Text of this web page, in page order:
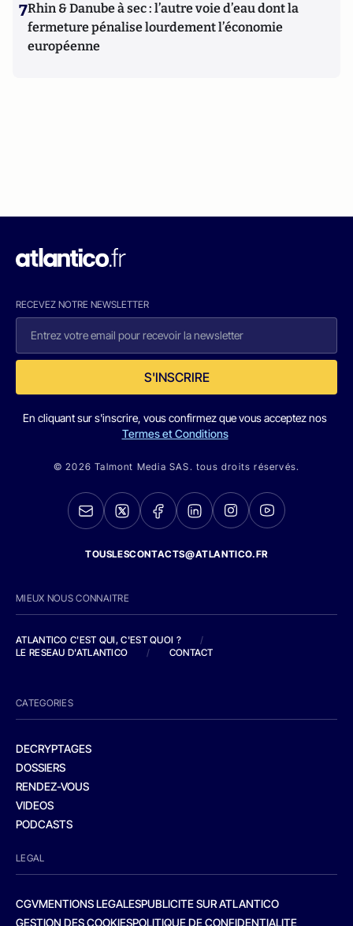
7Rhin & Danube à sec : l’autre voie d’eau dont la
fermeture pénalise lourdement l’économie
européenne
RECEVEZ NOTRE NEWSLETTER
S'INSCRIRE
En cliquant sur s'inscrire, vous confirmez que vous acceptez nos
Termes et Conditions
© 2026 Talmont Media SAS. tous droits réservés.
TOUSLESCONTACTS@ATLANTICO.FR
MIEUX NOUS CONNAITRE
ATLANTICO C'EST QUI, C'EST QUOI ?
/
LE RESEAU D'ATLANTICO
/ CONTACT
CATEGORIES
DECRYPTAGES
DOSSIERS
RENDEZ-VOUS
VIDEOS
PODCASTS
LEGAL
CGVMENTIONS LEGALESPUBLICITE SUR ATLANTICO
GESTION DES COOKIESPOLITIQUE DE CONFIDENTIALITE